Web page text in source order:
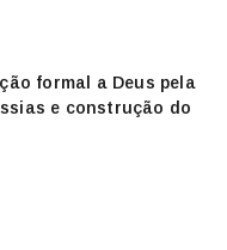
formal a Deus pela
e construção do